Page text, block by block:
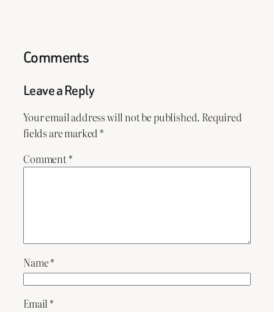
Comments
Leave a Reply
Your email address will not be published. Required
fields are marked *
Comment*
Name*
Email *